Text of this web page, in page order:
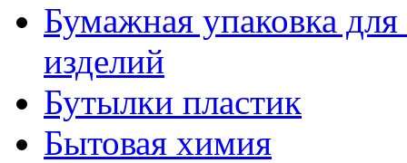
Бумажная упаковка
изделий
Бутылки пластик
Бытовая химия